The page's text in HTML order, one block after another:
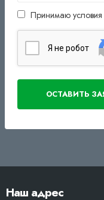
Принимаю условия
Я нe poбoт
Наш адрес